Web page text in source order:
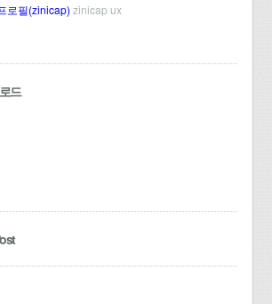
로필(zinicap) zinicap ux
드